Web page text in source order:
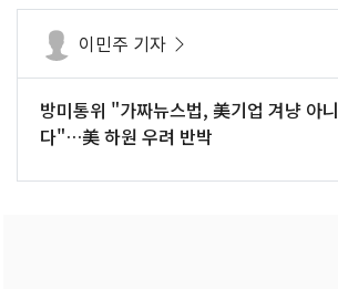
이민주 기자
방미통위 "가짜뉴스법, 美기업 겨냥 아니
다"…美 하원 우려 반박